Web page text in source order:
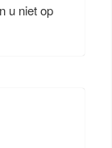
u niet op